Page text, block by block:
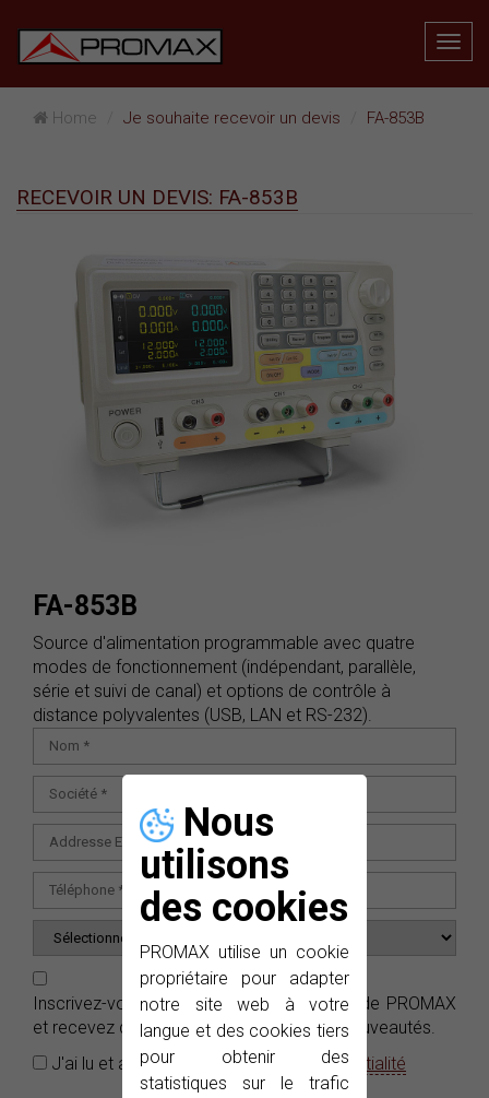
Nous
utilisons
des cookies
PROMAX utilise un cookie
propriétaire pour adapter
notre site web à votre
langue et des cookies tiers
pour obtenir des
statistiques sur le trafic
Home Je souhaite recevoir un devis FA-853B
RECEVOIR UN DEVIS: FA-853B
FA-853B
Source d'alimentation programmable avec quatre
modes de fonctionnement (indépendant, parallèle,
série et suivi de canal) et options de contrôle à
distance polyvalentes (USB, LAN et RS-232).
Inscrivez-vous gratuitement auxe-News
de PROMAX
et recevez dans votre boîte e-mails nos nouveautés.
J'ai lu et accepté la
Politique de confidentialité